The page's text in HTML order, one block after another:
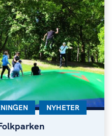
KATEGORI:
NYHETER